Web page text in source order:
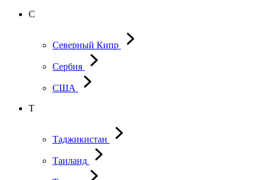
С
Северный Кипр
Сербия
США
Т
Таджикистан
Таиланд